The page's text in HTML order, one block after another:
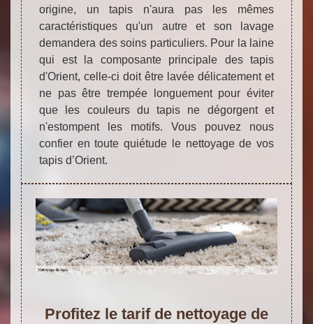
origine, un tapis n'aura pas les mêmes
caractéristiques qu'un autre et son lavage
demandera des soins particuliers. Pour la laine
qui est la composante principale des tapis
d'Orient, celle-ci doit être lavée délicatement et
ne pas être trempée longuement pour éviter
que les couleurs du tapis ne dégorgent et
n'estompent les motifs. Vous pouvez nous
confier en toute quiétude le nettoyage de vos
tapis d’Orient.
Profitez le tarif de nettoyage de